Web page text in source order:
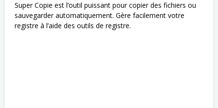
Super Copie est l’outil puissant pour copier des fichiers ou
sauvegarder automatiquement. Gère facilement votre
registre à l’aide des outils de registre.